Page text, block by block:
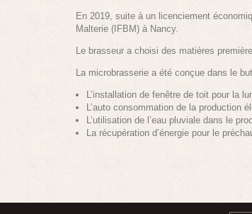
En 2019, suite à un licenciement
Malterie (IFBM) à Nancy.
Le brasseur a choisi des matières
La microbrasserie a été conçue dans le
L’installation de fenêtre de toit pour la
L’auto consommation de la production
L’utilisation de l’eau pluviale dans le
La récupération d’énergie pour le